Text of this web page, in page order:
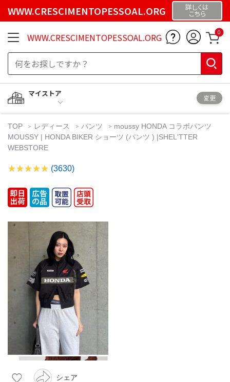
WWW.CRESCIMENTOPESSOAL.ORG 詳しくは
こちら
WWW.CRESCIMENTOPESSOAL.ORG 0
マイストア
変更
TOP レディース パンツ
moussy HONDA コラボパンツ
MOUSSY | HONDA BIKER ショーツ (パンツ ) |SHEL'TTER
WEBSTORE
(3630)
シェア